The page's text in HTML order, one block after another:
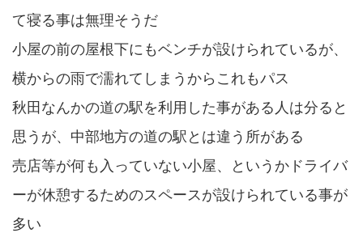
て寝る事は無理そうだ
小屋の前の屋根下にもベンチが設けられているが、
横からの雨で濡れてしまうからこれもパス
秋田なんかの道の駅を利用した事がある人は分ると
思うが、中部地方の道の駅とは違う所がある
売店等が何も入っていない小屋、というかドライバ
ーが休憩するためのスペースが設けられている事が
多い